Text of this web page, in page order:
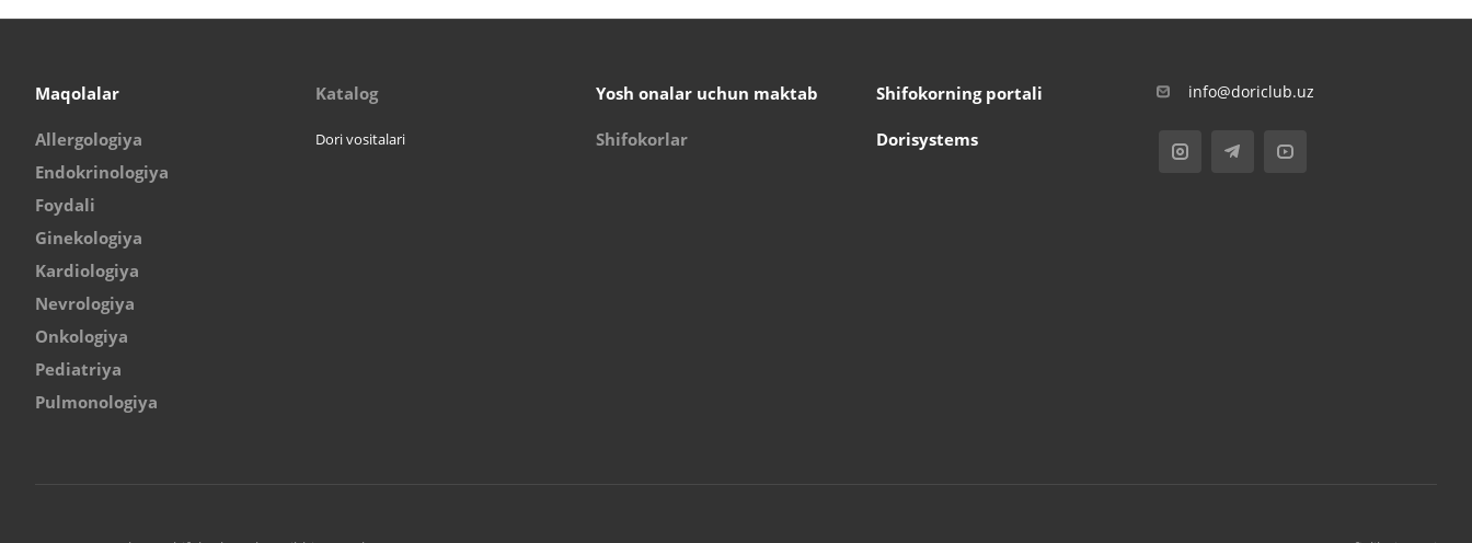
Maqolalar
Allergologiya
Endokrinologiya
Foydali
Ginekologiya
Kardiologiya
Nevrologiya
Onkologiya
Pediatriya
Pulmonologiya
Katalog
Dori vositalari
Yosh onalar uchun maktab
Shifokorlar
Shifokorning portali
Dorisystems
info@doriclub.uz